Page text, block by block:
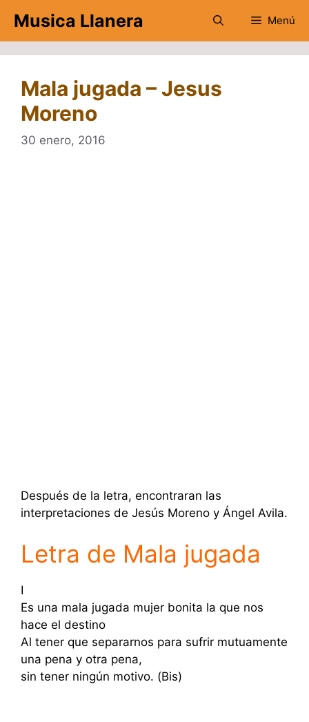
contenido
Musica Llanera Menú
Mala jugada – Jesus
Moreno
30 enero, 2016
Después de la letra, encontraran las
interpretaciones de Jesús Moreno y Ángel Avila.
Letra de Mala jugada
I
Es una mala jugada mujer bonita la que nos
hace el destino
Al tener que separarnos para sufrir mutuamente
una pena y otra pena,
sin tener ningún motivo. (Bis)